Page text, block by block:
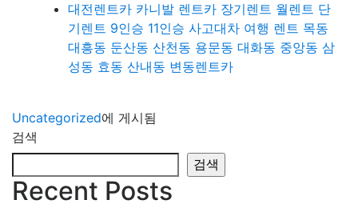
대전렌트카 카니발 렌트카 장기렌트 월렌트 단
기렌트 9인승 11인승 사고대차 여행 렌트 목동
대흥동 둔산동 산천동 용문동 대화동 중앙동 삼
성동 효동 산내동 변동렌트카
Uncategorized에 게시됨
검색
검색
Recent Posts